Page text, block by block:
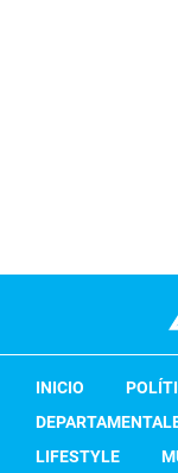
INICIO
LIFESTYLE